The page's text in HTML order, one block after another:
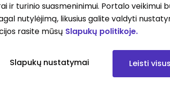
ieškote darbo?*
Pridėti naują
Kokios srities darbo pasiūlymai jus domina?
Pridėti naują
ir turinio suasmeninimui. Portalo veikimui
nutylėjimą, likusius galite valdyti
rasite mūsų Slapukų politikoje.
Slapukų nustatymai Leisti